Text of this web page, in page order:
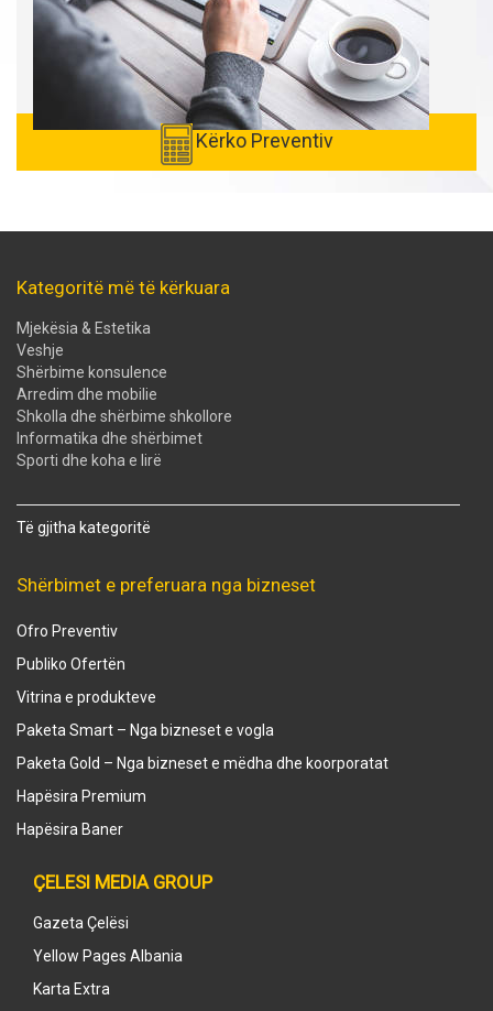
Kërko Preventiv
Kategoritë më të kërkuara
Mjekësia & Estetika
Veshje
Shërbime konsulence
Arredim dhe mobilie
Shkolla dhe shërbime shkollore
Informatika dhe shërbimet
Sporti dhe koha e lirë
Të gjitha kategoritë
Shërbimet e preferuara nga bizneset
Ofro Preventiv
Publiko Ofertën
Vitrina e produkteve
Paketa Smart – Nga bizneset e vogla
Paketa Gold – Nga bizneset e mëdha dhe koorporatat
Hapësira Premium
Hapësira Baner
ÇELESI MEDIA GROUP
Gazeta Çelësi
Yellow Pages Albania
Karta Extra